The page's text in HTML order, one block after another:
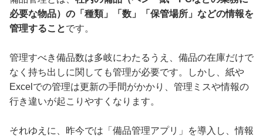
必要な物品）の「種類」「数」「保管場所」などの情報を
管理することです。
管理すべき備品数は多岐にわたるうえ、備品の在庫だけで
なく持ち出しに関しても管理が必要です。しかし、紙や
Excelでの管理は更新の手間がかかり、管理ミスや情報の
行き違いが起こりやすくなります。
それゆえに、昨今では「備品管理アプリ」を導入し、情報